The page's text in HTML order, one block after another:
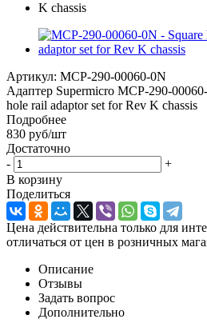
Артикул: MCP-290-00060-0N
Адаптер Supermicro MCP-290-
hole rail adaptor set for Rev K chassis
Подробнее
830 руб/шт
Достаточно
-
+
В корзину
Поделиться
Цена действительна только для
отличаться от цен в розничных
Описание
Отзывы
Задать вопрос
Дополнительно